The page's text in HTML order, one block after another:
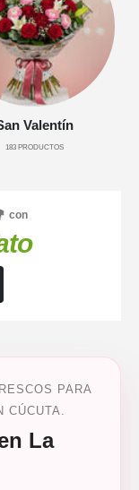
Valentín
183PRODUCTOS
con
PARA
La